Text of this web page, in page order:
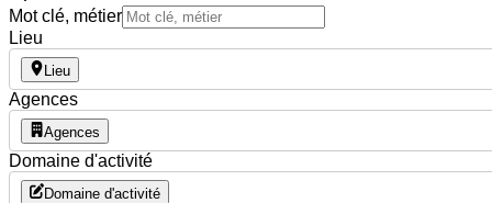
Mot clé, métier
Lieu
Lieu
Agences
Agences
Domaine d'activité
Domaine d'activité